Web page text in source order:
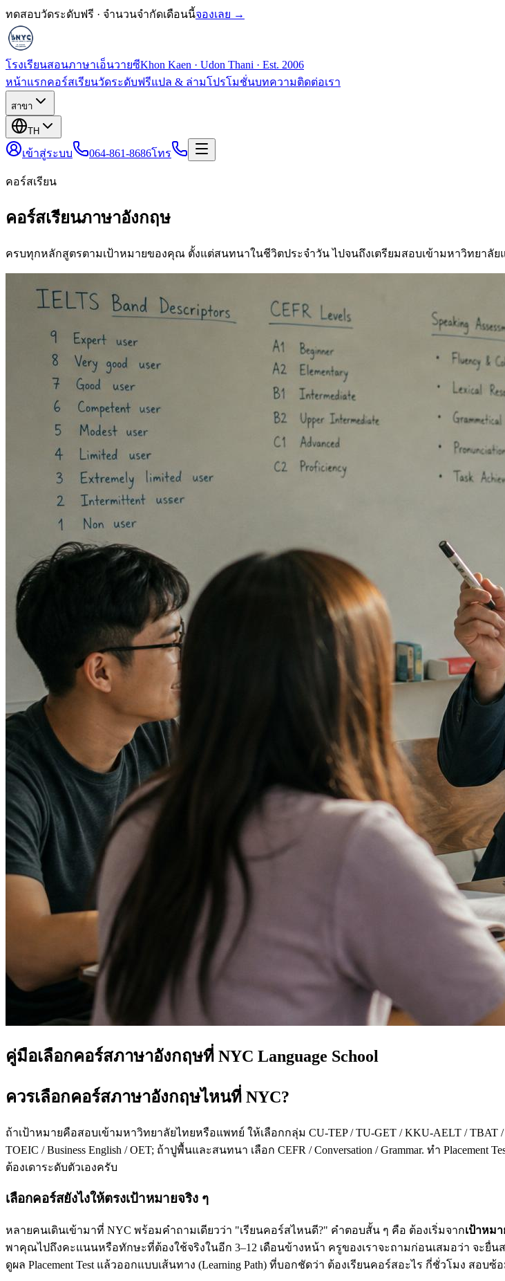
ทดสอบวัดระดับฟรี · จำนวนจำกัดเดือนนี้จองเลย →
โรงเรียนสอนภาษาเอ็นวายซีKhon Kaen · Udon Thani · Est. 2006
หน้าแรกคอร์สเรียนวัดระดับฟรีแปล & ล่ามโปรโมชั่นบทความติดต่อเรา
สาขา
TH
เข้าสู่ระบบ 064-861-8686โทร
คอร์สเรียน
คอร์สเรียนภาษาอังกฤษ
ครบทุกหลักสูตรตามเป้าหมายของคุณ ตั้งแต่สนทนาในชีวิตประจำวัน ไปจนถึงเตรียมสอบเข้ามหาวิทยาลัย
คู่มือเลือกคอร์สภาษาอังกฤษที่ NYC Language School
ควรเลือกคอร์สภาษาอังกฤษไหนที่ NYC?
ถ้าเป้าหมายคือสอบเข้ามหาวิทยาลัยไทยหรือแพทย์ ให้เลือกกลุ่ม CU-TEP / TU-GET / KKU-AELT / TBAT /
TOEIC / Business English / OET; ถ้าปูพื้นและสนทนา เลือก CEFR / Conversation / Grammar. ทำ
ต้องเดาระดับตัวเองครับ
เลือกคอร์สยังไงให้ตรงเป้าหมายจริง ๆ
หลายคนเดินเข้ามาที่ NYC พร้อมคำถามเดียวว่า "เรียนคอร์สไหนดี?" คำตอบสั้น ๆ คือ ต้องเริ่มจากเป้าหม
พาคุณไปถึงคะแนนหรือทักษะที่ต้องใช้จริงในอีก 3–12 เดือนข้างหน้า ครูของเราจะถามก่อนเสมอว่า จะยื่
ดูผล Placement Test แล้วออกแบบเส้นทาง (Learning Path) ที่บอกชัดว่า ต้องเรียนคอร์สอะไร กี่ชั่วโมง สอบ